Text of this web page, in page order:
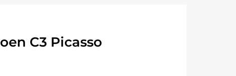
C3 Picasso